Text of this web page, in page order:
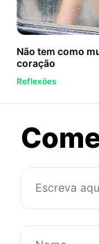
Não tem como
coração
Reflexões